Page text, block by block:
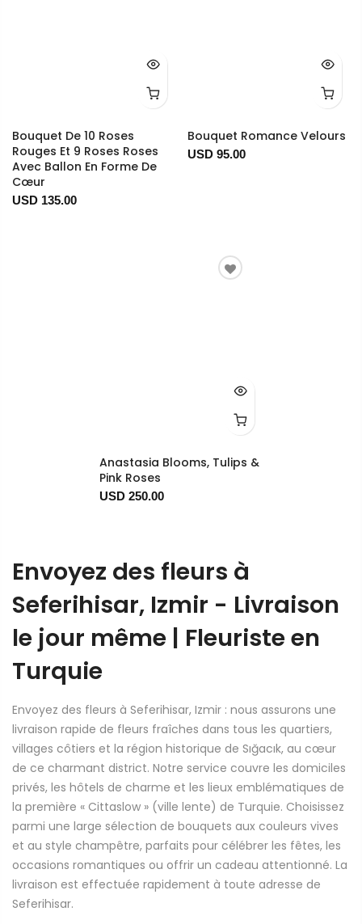
Bouquet De 10 Roses
Rouges Et 9 Roses Roses
Avec Ballon En Forme De
Cœur
USD 135.00
Bouquet Romance Velours
USD 95.00
Anastasia Blooms, Tulips &
Pink Roses
USD 250.00
Envoyez des fleurs à
Seferihisar, Izmir - Livraison
le jour même | Fleuriste en
Turquie
Envoyez des fleurs à Seferihisar, Izmir : nous assurons une
livraison rapide de fleurs fraîches dans tous les quartiers,
villages côtiers et la région historique de Sığacık, au cœur
de ce charmant district. Notre service couvre les domiciles
privés, les hôtels de charme et les lieux emblématiques de
la première « Cittaslow » (ville lente) de Turquie. Choisissez
parmi une large sélection de bouquets aux couleurs vives
et au style champêtre, parfaits pour célébrer les fêtes, les
occasions romantiques ou offrir un cadeau attentionné. La
livraison est effectuée rapidement à toute adresse de
Seferihisar.